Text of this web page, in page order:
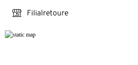
store_return Filialretoure